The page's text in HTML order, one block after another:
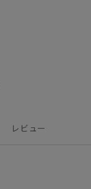
レビュー